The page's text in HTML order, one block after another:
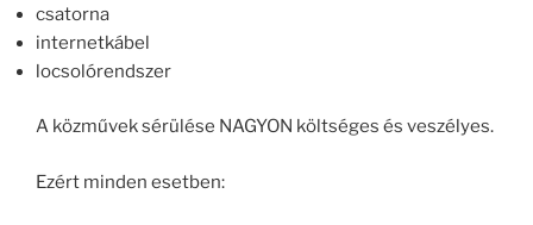
csatorna
internetkábel
locsolórendszer
A közművek sérülése NAGYON költséges és veszélyes.
Ezért minden esetben: